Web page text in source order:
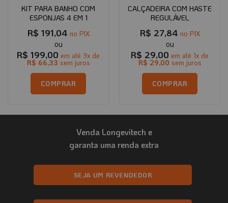
KIT PARA BANHO COM
ESPONJAS 4 EM 1
R$ 191,04 no PIX
R$ 199,00 em até 3x de
R$ 66,33 sem juros
COMPRAR
CALÇADEIRA COM HASTE
REGULÁVEL
R$ 27,84 no PIX
R$ 29,00 em até 1x de
R$ 29,00 sem juros
COMPRAR
Venda Longevitech e
garanta uma renda extra
SEJA UM REVENDEDOR